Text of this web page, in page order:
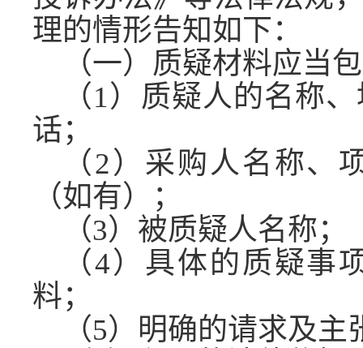
理的情形告知如下：
（一）质疑材料应当
（1）质疑人的名称
话；
（2）采购人名称、
（如有）；
（3）被质疑人名称；
（4）具体的质疑事
料；
（5）明确的请求及主